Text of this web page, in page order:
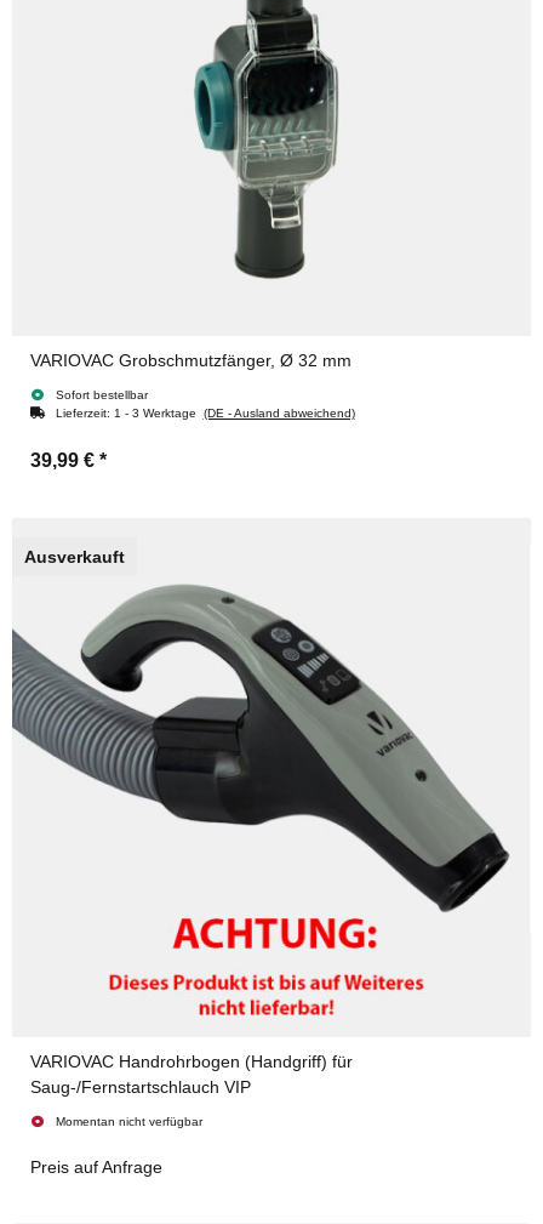
VARIOVAC Grobschmutzfänger, Ø 32 mm
Sofort bestellbar
Lieferzeit: 1 - 3 Werktage (DE - Ausland abweichend)
39,99 € *
Ausverkauft
VARIOVAC Handrohrbogen (Handgriff) für
Saug-/Fernstartschlauch VIP
Momentan nicht verfügbar
Preis auf Anfrage